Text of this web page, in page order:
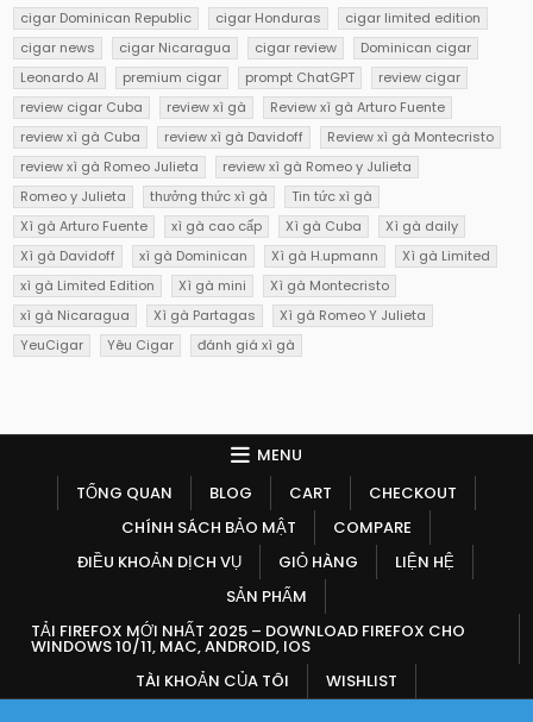
cigar Dominican Republic
cigar Honduras
cigar limited edition
cigar news
cigar Nicaragua cigar review
Dominican cigar
Leonardo AI
premium cigar prompt ChatGPT
review cigar
review cigar Cuba
review xì gà
Review xì gà Arturo Fuente
review xì gà Cuba
review xì gà Davidoff
Review xì gà Montecristo
review xì gà Romeo Julieta
review xì gà Romeo y Julieta
Romeo y Julieta
thưởng thức xì gà
Tin tức xì gà
Xì gà Arturo Fuente
xì gà cao cấp Xì gà Cuba
Xì gà daily
Xì gà Davidoff
xì gà Dominican Xì gà H.upmann
Xì gà Limited
xì gà Limited Edition
Xì gà mini
Xì gà Montecristo
xì gà Nicaragua
Xì gà Partagas
Xì gà Romeo Y Julieta
YeuCigar
Yêu Cigar đánh giá xì gà
MENU
TỔNG QUAN
BLOG CART
CHECKOUT
CHÍNH SÁCH BẢO MẬT
COMPARE
ĐIỀU KHOẢN DỊCH VỤ
GIỎ HÀNG
LIỆN HỆ
SẢN PHẨM
TẢI FIREFOX MỚI NHẤT 2025 – DOWNLOAD FIREFOX CHO
WINDOWS 10/11, MAC, ANDROID, IOS
TÀI KHOẢN CỦA TÔI
WISHLIST